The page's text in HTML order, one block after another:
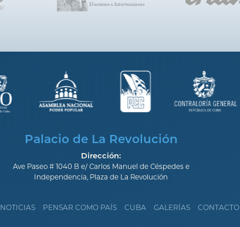
Palacio de La Revolución
Dirección:
Ave Paseo # 1040 B e/ Carlos Manuel de Céspedes e
Independencia, Plaza de La Revolución
NOTICIAS PENSAR COMO PAÍS CUBA GALERÍAS CONTACTO